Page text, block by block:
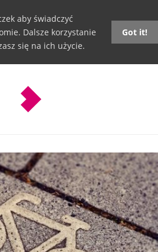
aby świadczyć
Dalsze korzystanie
się na ich użycie.
Got it!